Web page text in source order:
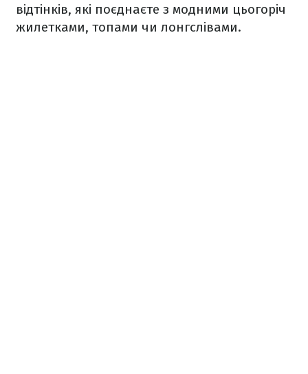
відтінків, які поєднаєте з модними цьогоріч
жилетками, топами чи лонгслівами.